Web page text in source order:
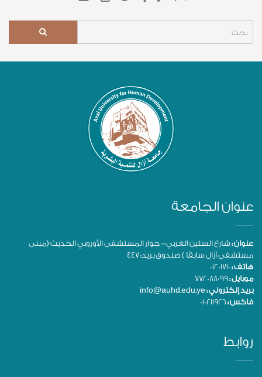
عنوان الجامعة
عنوان :شارع الستين الغربي- جوار المستشفى الأوروبي الحديث (مبنى
مستشفى آزال سابقًا ) صندوق بريد: 447
هاتف :
موبايل :
بريد إلكتروني :
فاكس :
روابط